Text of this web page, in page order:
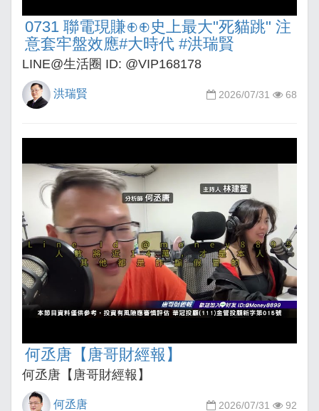
0731 聯電現賺⊕⊕史上最大"死貓跳" 注
意套牢盤效應#大時代 #洪瑞賢
LINE@生活圈 ID: @VIP168178
洪瑞賢 2026/07/31 68
何丞唐【唐哥財經報】
何丞唐【唐哥財經報】
何丞唐 2026/07/31 92